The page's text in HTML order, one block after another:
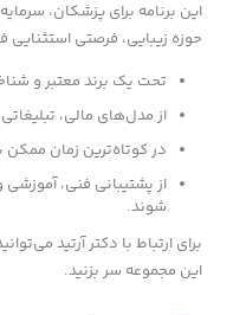
این برنامه برای پزشکان،
حوزه‌ زیبایی، فرصتی استثنایی
تحت یک برند معتبر و
از مدل‌های مالی،
در کوتاه‌ترین زمان ممکن
از پشتیبانی فنی، آموزشی
شوند.
برای ارتباط با دکتر آرتید
این مجموعه سر بزنید.